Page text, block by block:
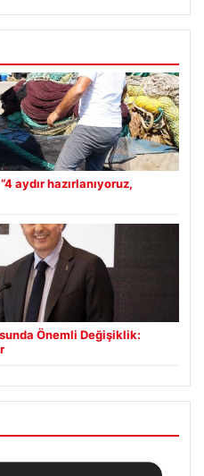
aydır hazırlanıyoruz,
Önemli Değişiklik: